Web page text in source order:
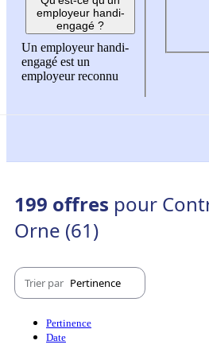
employeur handi-
engagé ?
Un employeur handi-
engagé est un
employeur reconnu
199 offres pour
Orne (61)
Trier par Pertinence
Pertinence
Date